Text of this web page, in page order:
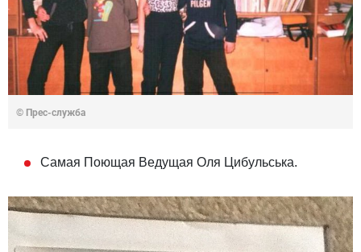
© Прес-служба
Самая Поющая Ведущая Оля Цибульська.